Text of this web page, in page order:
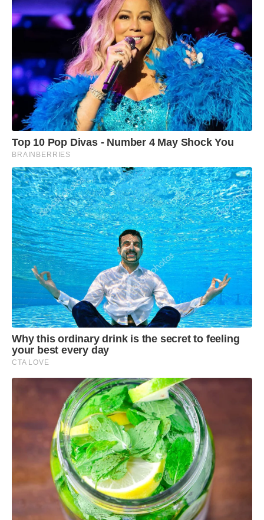
transparência na gestão pública.
Top 10 Pop Divas - Number 4 May Shock You
BRAINBERRIES
Why this ordinary drink is the secret to feeling
your best every day
CTA LOVE